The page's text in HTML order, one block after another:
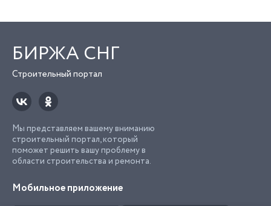
БИРЖА СНГ
Строительный портал
Мы представляем вашему вниманию
строительный портал, который
поможет решить вашу проблему в
области строительства и ремонта.
Мобильное приложение